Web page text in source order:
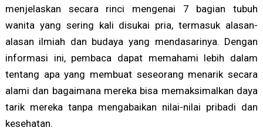
menjelaskan secara rinci mengenai 7 bagian tubuh
wanita yang sering kali disukai pria, termasuk alasan-
alasan ilmiah dan budaya yang mendasarinya. Dengan
informasi ini, pembaca dapat memahami lebih dalam
tentang apa yang membuat seseorang menarik secara
alami dan bagaimana mereka bisa memaksimalkan daya
tarik mereka tanpa mengabaikan nilai-nilai pribadi dan
kesehatan.